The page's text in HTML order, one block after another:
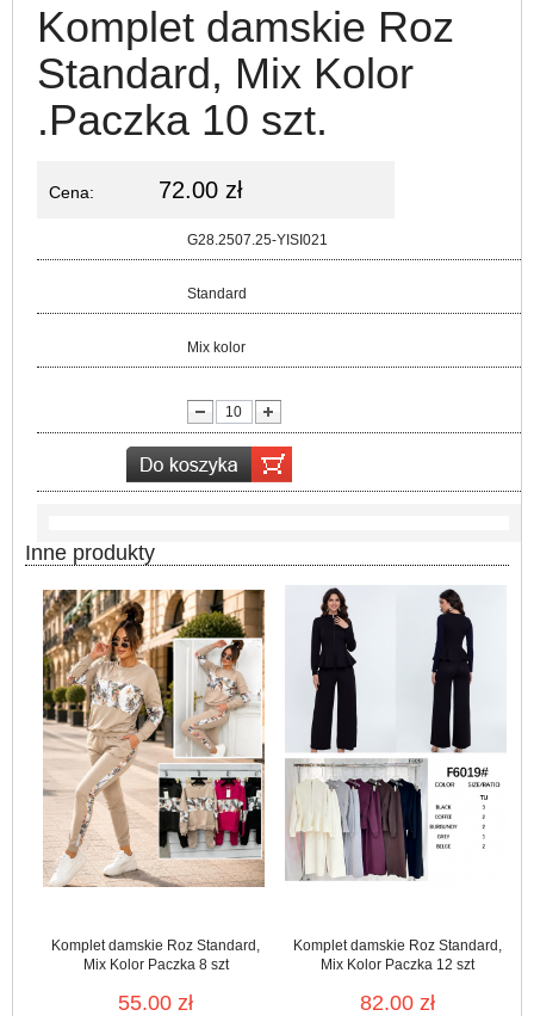
Komplet damskie Roz
Standard, Mix Kolor
.Paczka 10 szt.
Cena: 72.00 zł
G28.2507.25-YISI021
Standard
Mix kolor
Inne produkty
Komplet damskie Roz Standard,
Mix Kolor Paczka 8 szt
55.00 zł
Komplet damskie Roz Standard,
Mix Kolor Paczka 12 szt
82.00 zł